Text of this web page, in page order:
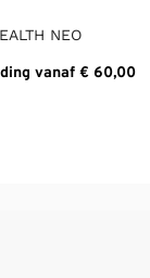
NEO
vanaf € 60,00